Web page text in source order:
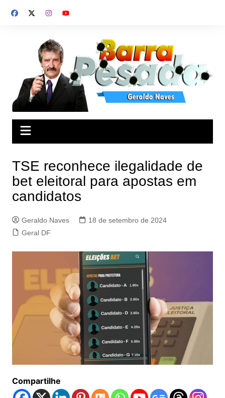
para
TSE reconhece ilegalidade de
bet eleitoral para apostas em
candidatos
Geraldo Naves
18 de setembro de 2024
Geral DF
Compartilhe